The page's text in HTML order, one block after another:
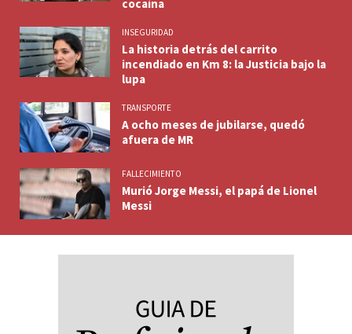
cocaína
INSEGURIDAD
La historia detrás del carrito
incendiado en Km 8: la Justicia bajo la
lupa
TRANSPORTE
A ocho meses de jubilarse, quedó
afuera de MR
FALLECIMIENTO
Murió Jorge Messi, el papá de Lionel
Messi